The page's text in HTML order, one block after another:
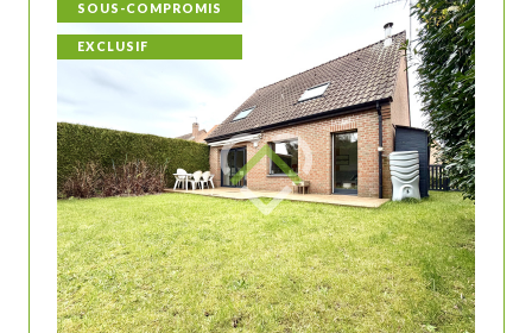
SOUS-COMPROMIS
EXCLUSIF